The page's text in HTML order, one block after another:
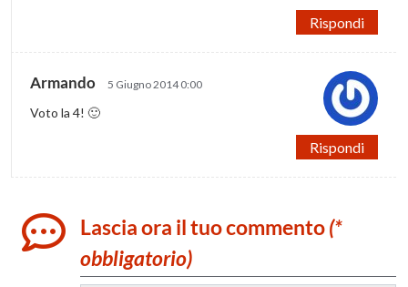
Rispondi
Armando 5 Giugno 2014 0:00
Voto la 4! 🙂
Rispondi
Lascia ora il tuo commento(*
obbligatorio)